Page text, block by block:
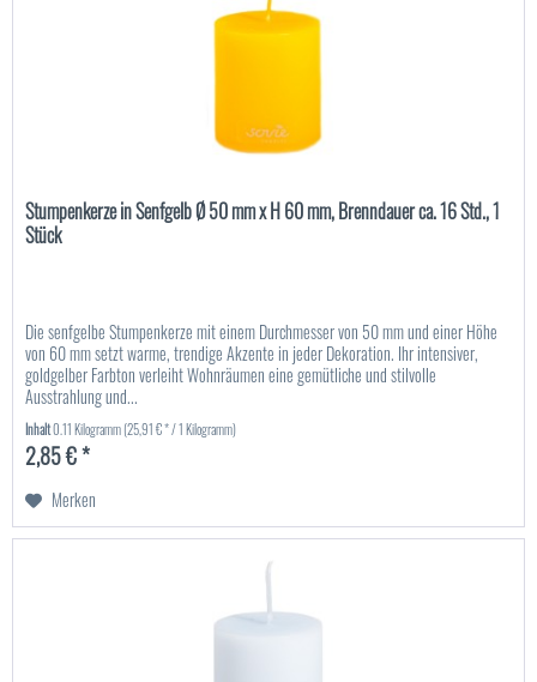
Stumpenkerze in Senfgelb Ø 50 mm x H 60 mm, Brenndauer ca. 16 Std., 1
Stück
Die senfgelbe Stumpenkerze mit einem Durchmesser von 50 mm und einer Höhe
von 60 mm setzt warme, trendige Akzente in jeder Dekoration. Ihr intensiver,
goldgelber Farbton verleiht Wohnräumen eine gemütliche und stilvolle
Ausstrahlung und...
Inhalt0.11 Kilogramm(25,91 € * / 1 Kilogramm)
2,85 € *
Merken